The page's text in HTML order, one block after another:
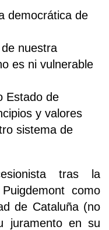
democrática de
nuestra
es ni vulnerable
Estado de
y valores
sistema de
tras la
como
de Cataluña (no
juramento en su